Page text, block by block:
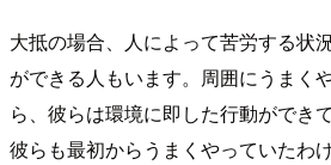
大抵の場合、人によって苦労する状
ができる人もいます。周囲にうまく
ら、彼らは環境に即した行動ができ
彼らも最初からうまくやっていたわ